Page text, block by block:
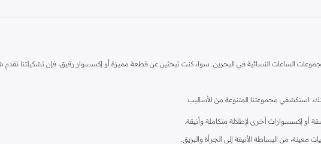
الساعات النسائية في البحرين. سواء كنت تبحثين عن قطعة مميزة أو إكسسوار رقيق، فإن تشكيلتنا تقدم
مجموعتنا المتنوعة من الأساليب:
أو إكسسوارات أخرى لإطلالة متكاملة وأنيقة.
من البساطة الأنيقة إلى الجرأة والبريق.